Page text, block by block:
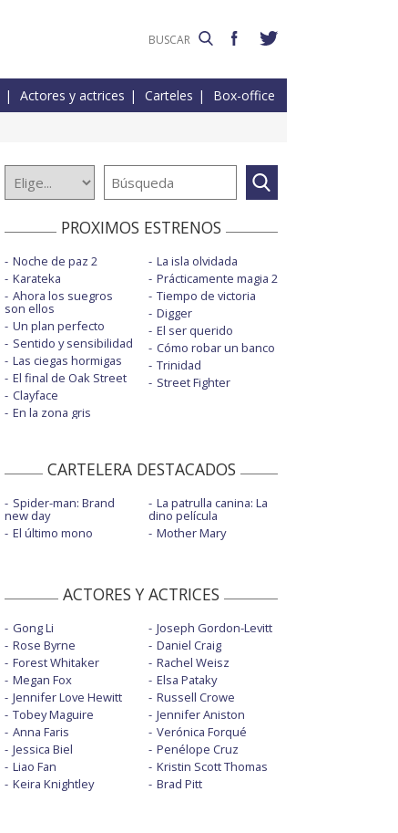
Actores y actrices Carteles Box-office
PROXIMOS ESTRENOS
Noche de paz 2
Karateka
Ahora los suegros
son ellos
Un plan perfecto
Sentido y sensibilidad
Las ciegas hormigas
El final de Oak Street
Clayface
En la zona gris
La isla olvidada
Prácticamente magia 2
Tiempo de victoria
Digger
El ser querido
Cómo robar un banco
Trinidad
Street Fighter
CARTELERA DESTACADOS
Spider-man: Brand
new day
El último mono
La patrulla canina: La
dino película
Mother Mary
ACTORES Y ACTRICES
Gong Li
Rose Byrne
Forest Whitaker
Megan Fox
Jennifer Love Hewitt
Tobey Maguire
Anna Faris
Jessica Biel
Liao Fan
Keira Knightley
Joseph Gordon-Levitt
Daniel Craig
Rachel Weisz
Elsa Pataky
Russell Crowe
Jennifer Aniston
Verónica Forqué
Penélope Cruz
Kristin Scott Thomas
Brad Pitt